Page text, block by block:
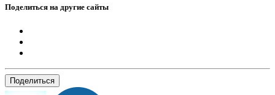
Поделиться на другие сайты
Поделиться